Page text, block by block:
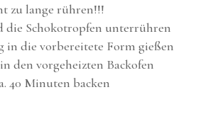
zu lange rühren!!!
die Schokotropfen unterrühren
in die vorbereitete Form gießen
den vorgeheizten Backofen
40 Minuten backen